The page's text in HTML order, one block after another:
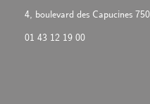
4, boulevard des Capucines
01 43 12 19 00